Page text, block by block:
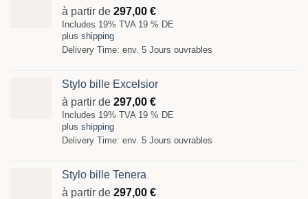
à partir de 297,00 €
Includes 19% TVA 19 % DE
plus shipping
Delivery Time: env. 5 Jours ouvrables
Stylo bille Excelsior
à partir de 297,00 €
Includes 19% TVA 19 % DE
plus shipping
Delivery Time: env. 5 Jours ouvrables
Stylo bille Tenera
à partir de 297,00 €